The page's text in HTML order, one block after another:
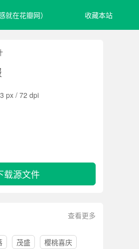
就在花瓣网） 收藏本站
px / 72 dpi
载源文件
查看更多
茂盛
樱桃喜庆